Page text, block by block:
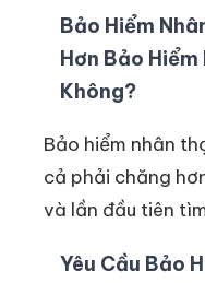
Bảo Hiểm
Hơn Bảo
Không?
Bảo hiểm nhân
cả phải chăng
và lần đầu tiên
Yêu Cầu Bảo